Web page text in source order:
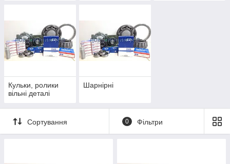
Кульки, ролики
вільні деталі
Шарнірні
Сортування 0 Фільтри